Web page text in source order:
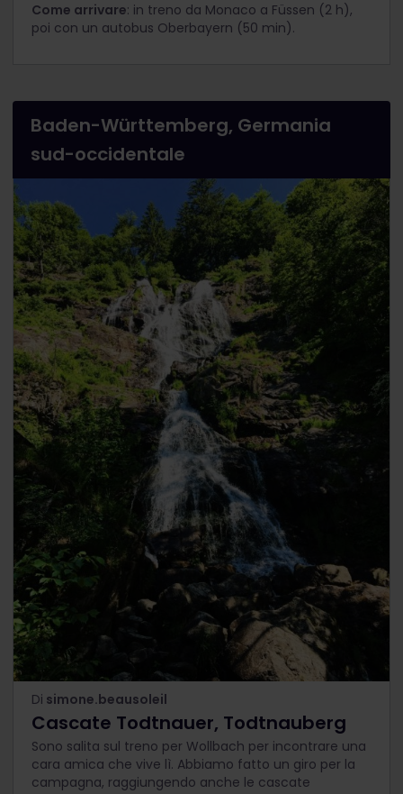
Come arrivare: in treno da Monaco a Füssen (2 h),
poi con un autobus Oberbayern (50 min).
Baden-Württemberg, Germania
sud-occidentale
Di simone.beausoleil
Cascate Todtnauer, Todtnauberg
Sono salita sul treno per Wollbach per incontrare una
cara amica che vive lì. Abbiamo fatto un giro per la
campagna, raggiungendo anche le cascate